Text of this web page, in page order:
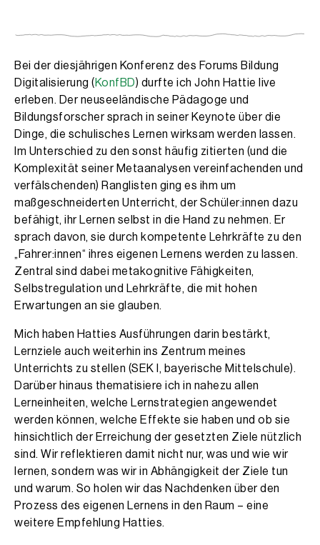
Bei der diesjährigen Konferenz des Forums Bildung
Digitalisierung ( KonfBD) durfte ich John Hattie live
erleben. Der neuseeländische Pädagoge und
Bildungsforscher sprach in seiner Keynote über die
Dinge, die schulisches Lernen wirksam werden lassen.
Im Unterschied zu den sonst häufig zitierten (und die
Komplexität seiner Metaanalysen vereinfachenden und
verfälschenden) Ranglisten ging es ihm um
maßgeschneiderten Unterricht, der Schüler:innen dazu
befähigt, ihr Lernen selbst in die Hand zu nehmen. Er
sprach davon, sie durch kompetente Lehrkräfte zu den
„Fahrer:innen“ ihres eigenen Lernens werden zu lassen.
Zentral sind dabei metakognitive Fähigkeiten,
Selbstregulation und Lehrkräfte, die mit hohen
Erwartungen an sie glauben.
Mich haben Hatties Ausführungen darin bestärkt,
Lernziele auch weiterhin ins Zentrum meines
Unterrichts zu stellen (SEK I, bayerische Mittelschule).
Darüber hinaus thematisiere ich in nahezu allen
Lerneinheiten, welche Lernstrategien angewendet
werden können, welche Effekte sie haben und ob sie
hinsichtlich der Erreichung der gesetzten Ziele nützlich
sind. Wir reflektieren damit nicht nur, was und wie wir
lernen, sondern was wir in Abhängigkeit der Ziele tun
und warum. So holen wir das Nachdenken über den
Prozess des eigenen Lernens in den Raum – eine
weitere Empfehlung Hatties.